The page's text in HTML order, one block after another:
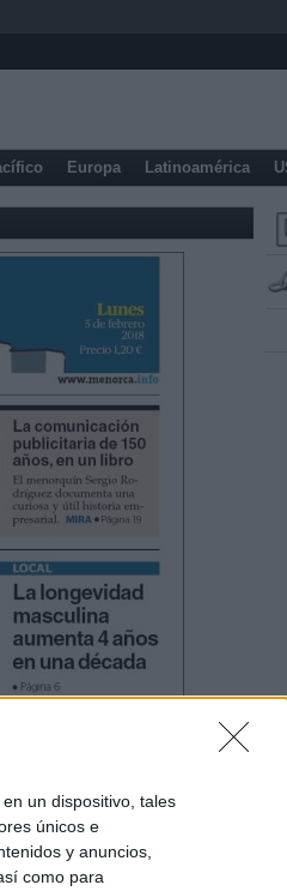
un dispositivo, tales
únicos e
y anuncios,
como para
Europa Latinoamérica